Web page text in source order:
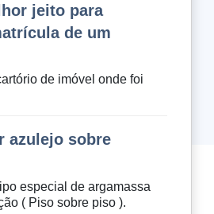
jeito para
de um
de imóvel onde foi
azulejo sobre
especial de argamassa
( Piso sobre piso ).